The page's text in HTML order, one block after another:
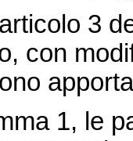
3
con
1, le